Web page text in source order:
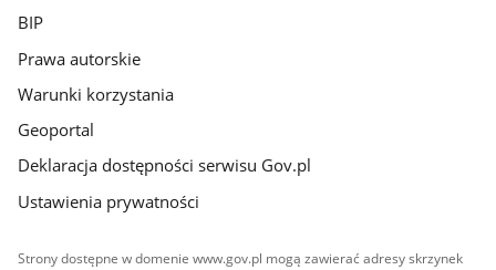
BIP
Prawa autorskie
Warunki korzystania
Geoportal
Deklaracja dostępności serwisu Gov.pl
Ustawienia prywatności
Strony dostępne w domenie www.gov.pl mogą zawierać adresy skrzynek